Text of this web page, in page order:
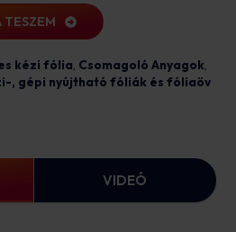
TESZEM
kézi fólia, Csomagoló Anyagok,
, gépi nyújtható fóliák és fóliaöv
VIDEÓ